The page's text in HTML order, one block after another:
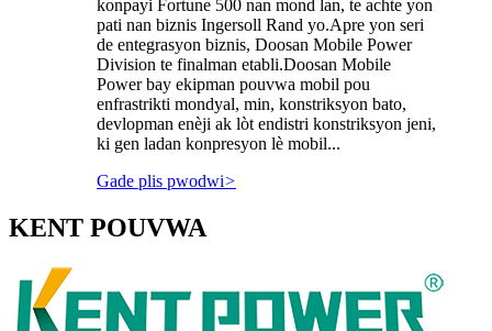
konpayi Fortune 500 nan mond lan, te achte yon
pati nan biznis Ingersoll Rand yo.Apre yon seri
de entegrasyon biznis, Doosan Mobile Power
Division te finalman etabli.Doosan Mobile
Power bay ekipman pouvwa mobil pou
enfrastrikti mondyal, min, konstriksyon bato,
devlopman enèji ak lòt endistri konstriksyon jeni,
ki gen ladan konpresyon lè mobil...
Gade plis pwodwi>
KENT POUVWA